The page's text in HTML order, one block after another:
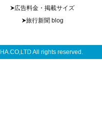
広告料金・掲載サイズ
旅行新聞 blog
All rights reserved.